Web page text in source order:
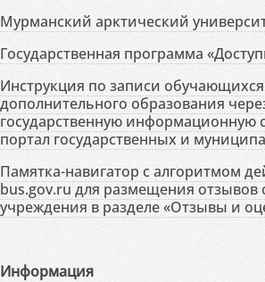
Мурманский арктический
Государственная программа
Инструкция по записи
дополнительного образования
государственную информационную
портал государственных и
Памятка-навигатор с алгоритмом
bus.gov.ru для размещения отзывов
учреждения в разделе «Отзывы и
Информация